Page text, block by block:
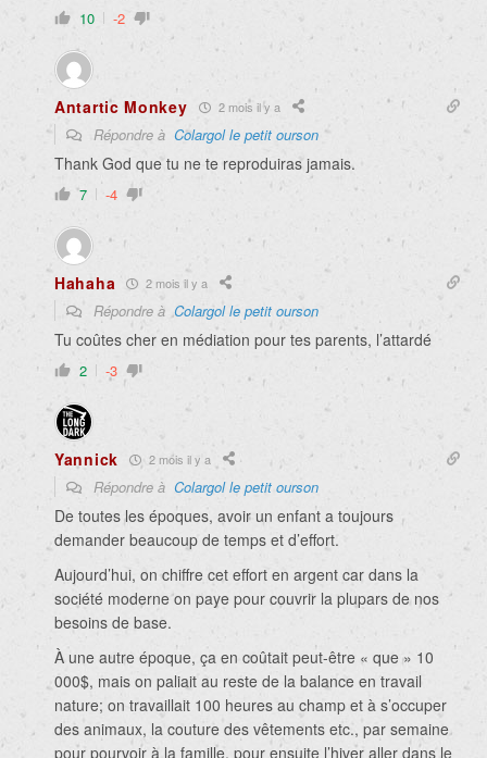
10 -2
Antartic Monkey 2 mois il y a
Répondre à Colargol le petit ourson
Thank God que tu ne te reproduiras jamais.
7 -4
Hahaha 2 mois il y a
Répondre àColargol le petit ourson
Tu coûtes cher en médiation pour tes parents, l’attardé
2 -3
Yannick 2 mois il y a
Répondre à Colargol le petit ourson
De toutes les époques, avoir un enfant a toujours
demander beaucoup de temps et d’effort.
Aujourd’hui, on chiffre cet effort en argent car dans la
société moderne on paye pour couvrir la plupars de nos
besoins de base.
À une autre époque, ça en coûtait peut-être « que » 10
000$, mais on paliait au reste de la balance en travail
nature; on travaillait 100 heures au champ et à s’occuper
des animaux, la couture des vêtements etc., par semaine
pour pourvoir à la famille, pour ensuite l’hiver aller dans le